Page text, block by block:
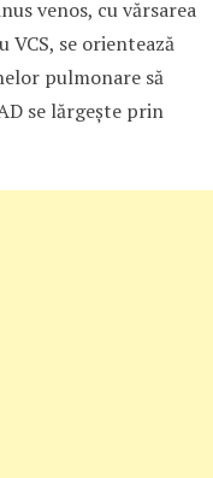
venos, cu vărsarea
se orientează
pulmonare să
se lărgeşte prin